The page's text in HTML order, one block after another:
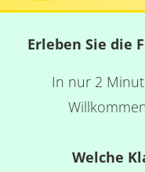
Erleben Sie die
In nur 2
Welche